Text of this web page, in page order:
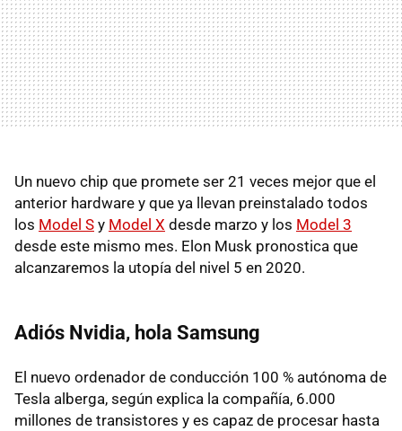
Un nuevo chip que promete ser 21 veces mejor que el
anterior hardware y que ya llevan preinstalado todos
los Model S y Model X desde marzo y los Model 3
desde este mismo mes. Elon Musk pronostica que
alcanzaremos la utopía del nivel 5 en 2020.
Adiós Nvidia, hola Samsung
El nuevo ordenador de conducción 100 % autónoma de
Tesla alberga, según explica la compañía, 6.000
millones de transistores y es capaz de procesar hasta